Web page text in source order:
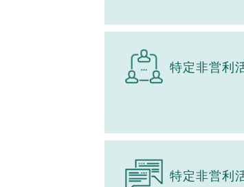
特定非営利
特定非営利